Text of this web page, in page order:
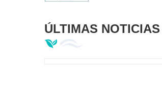
ÚLTIMAS NOTICIAS